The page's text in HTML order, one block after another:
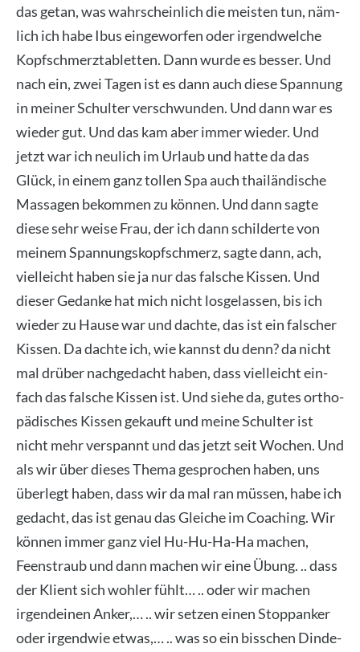
das getan, was wahr­schein­lich die meis­ten tun, näm­
lich ich habe Ibus ein­ge­wor­fen oder irgend­wel­che
Kopf­schmerz­ta­blet­ten. Dann wur­de es bes­ser. Und
nach ein, zwei Tagen ist es dann auch die­se Span­nung
in mei­ner Schul­ter ver­schwun­den. Und dann war es
wie­der gut. Und das kam aber immer wie­der. Und
jetzt war ich neu­lich im Urlaub und hat­te da das
Glück, in einem ganz tol­len Spa auch thai­län­di­sche
Mas­sa­gen bekom­men zu kön­nen. Und dann sag­te
die­se sehr wei­se Frau, der ich dann schil­der­te von
mei­nem Span­nungs­kopf­schmerz, sag­te dann, ach,
viel­leicht haben sie ja nur das fal­sche Kis­sen. Und
die­ser Gedan­ke hat mich nicht los­ge­las­sen, bis ich
wie­der zu Hau­se war und dach­te, das ist ein fal­scher
Kis­sen. Da dach­te ich, wie kannst du denn? da nicht
mal drü­ber nach­ge­dacht haben, dass viel­leicht ein­
fach das fal­sche Kis­sen ist. Und sie­he da, gutes ortho­
pä­di­sches Kis­sen gekauft und mei­ne Schul­ter ist
nicht mehr ver­spannt und das jetzt seit Wochen. Und
als wir über die­ses The­ma gespro­chen haben, uns
über­legt haben, dass wir da mal ran müs­sen, habe ich
gedacht, das ist genau das Glei­che im Coa­ching. Wir
kön­nen immer ganz viel Hu-Hu-Ha-Ha machen,
Feenst­raub und dann machen wir eine Übung. .. dass
der Kli­ent sich woh­ler fühlt… .. oder wir machen
irgend­ei­nen Anker,… .. wir set­zen einen Stopp­an­ker
oder irgend­wie etwas,… .. was so ein biss­chen Din­de­